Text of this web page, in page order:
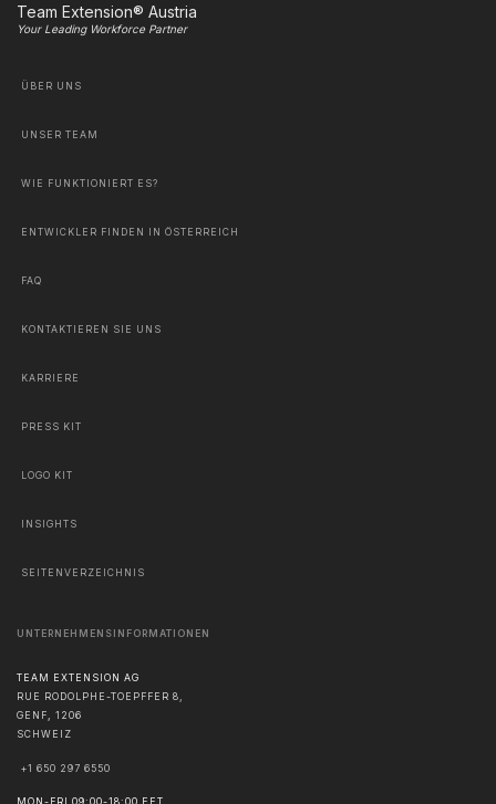
Team Extension® Austria
Your Leading Workforce Partner
ÜBER UNS
UNSER TEAM
WIE FUNKTIONIERT ES?
ENTWICKLER FINDEN IN ÖSTERREICH
FAQ
KONTAKTIEREN SIE UNS
KARRIERE
PRESS KIT
LOGO KIT
INSIGHTS
SEITENVERZEICHNIS
UNTERNEHMENSINFORMATIONEN
TEAM EXTENSION AG
RUE RODOLPHE-TOEPFFER 8,
GENF, 1206
SCHWEIZ
+1 650 297 6550